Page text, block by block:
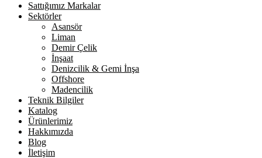
Sattığımız Markalar
Sektörler
Asansör
Liman
Demir Çelik
İnşaat
Denizcilik & Gemi İnşa
Offshore
Madencilik
Teknik Bilgiler
Katalog
Ürünlerimiz
Hakkımızda
Blog
İletişim